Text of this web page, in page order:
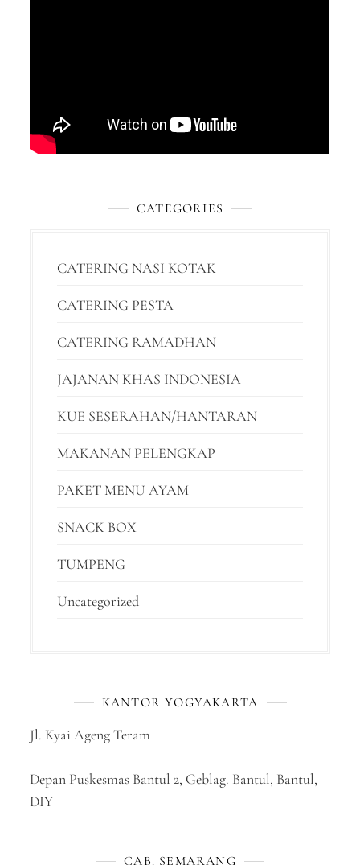
CATEGORIES
CATERING NASI KOTAK
CATERING PESTA
CATERING RAMADHAN
JAJANAN KHAS INDONESIA
KUE SESERAHAN/HANTARAN
MAKANAN PELENGKAP
PAKET MENU AYAM
SNACK BOX
TUMPENG
Uncategorized
KANTOR YOGYAKARTA
Jl. Kyai Ageng Teram
Depan Puskesmas Bantul 2, Geblag. Bantul, Bantul,
DIY
CAB. SEMARANG